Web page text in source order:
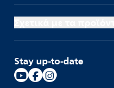
Stay up-to-date